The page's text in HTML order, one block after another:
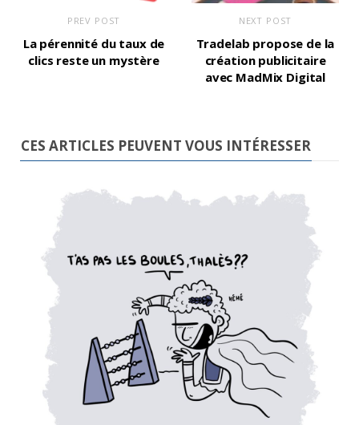
PREV POST
La pérennité du taux de
clics reste un mystère
NEXT POST
Tradelab propose de la
création publicitaire
avec MadMix Digital
CES ARTICLES PEUVENT VOUS INTÉRESSER